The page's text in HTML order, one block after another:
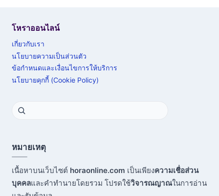
โหราออนไลน์
เกี่ยวกับเรา
นโยบายความเป็นส่วนตัว
ข้อกำหนดและเงื่อนไขการให้บริการ
นโยบายคุกกี้ (Cookie Policy)
หมายเหตุ
เนื้อหาบนเว็บไซต์ horaonline.com เป็นเพียงความเชื่อส่วน
บุคคลและคำทำนายโดยรวม โปรดใช้วิจารณญาณในการอ่าน